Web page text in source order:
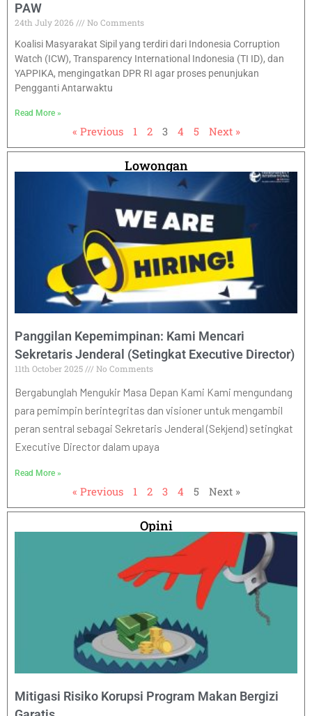
PAW
24th July 2026
No Comments
Koalisi Masyarakat Sipil yang terdiri dari Indonesia Corruption
Watch (ICW), Transparency International Indonesia (TI ID), dan
YAPPIKA, mengingatkan DPR RI agar proses penunjukan
Pengganti Antarwaktu
Read More »
« Previous 1 2 3 4 5 Next »
Lowongan
Panggilan Kepemimpinan: Kami Mencari
Sekretaris Jenderal (Setingkat Executive Director)
11th October 2025 No Comments
Bergabunglah Mengukir Masa Depan Kami Kami mengundang
para pemimpin berintegritas dan visioner untuk mengambil
peran sentral sebagai Sekretaris Jenderal (Sekjend) setingkat
Executive Director dalam upaya
Read More »
« Previous 1 2 3 4 5 Next »
Opini
Mitigasi Risiko Korupsi Program Makan Bergizi